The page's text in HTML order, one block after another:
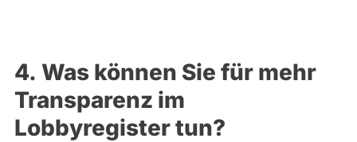
4. Was können Sie für mehr
Transparenz im
Lobbyregister tun?